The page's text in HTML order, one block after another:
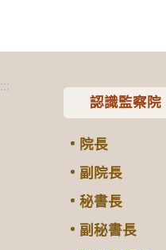
:::
認識監察院
院長
副院長
秘書長
副秘書長